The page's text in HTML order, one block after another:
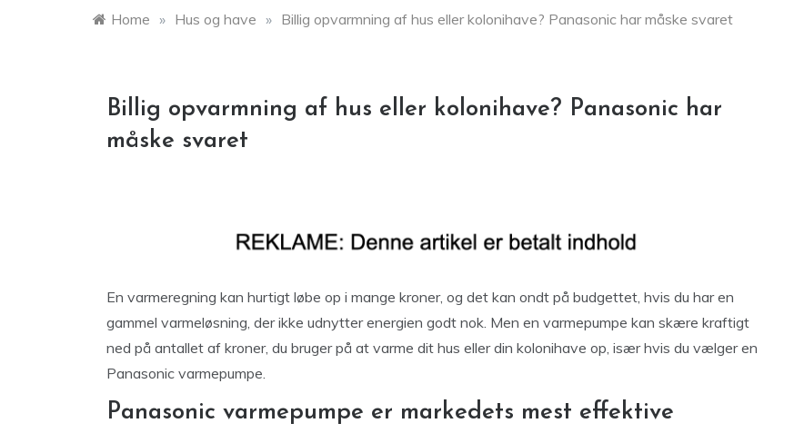
Home » Hus og have » Billig opvarmning af hus eller kolonihave? Panasonic har måske svaret
Billig opvarmning af hus eller kolonihave? Panasonic har
måske svaret
En varmeregning kan hurtigt løbe op i mange kroner, og det kan ondt på budgettet, hvis du har en
gammel varmeløsning, der ikke udnytter energien godt nok. Men en varmepumpe kan skære kraftigt
ned på antallet af kroner, du bruger på at varme dit hus eller din kolonihave op, især hvis du vælger en
Panasonic varmepumpe.
Panasonic varmepumpe er markedets mest effektive